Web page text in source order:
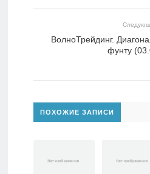
ВолноТрейдинг.
фунту
ПОХОЖИЕ ЗАПИСИ